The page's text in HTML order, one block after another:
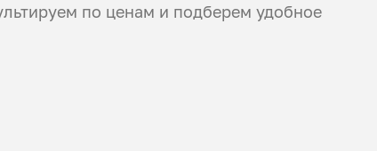
по ценам и подберем удобное